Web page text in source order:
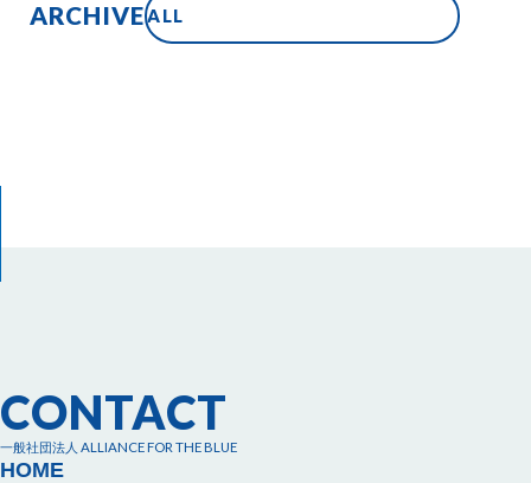
ARCHIVE
CONTACT
一般社団法人 ALLIANCE FOR THE BLUE
HOME